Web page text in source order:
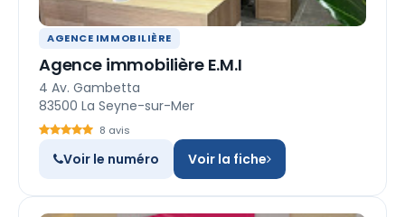
AGENCE IMMOBILIÈRE
Agence immobilière E.M.I
4 Av. Gambetta
83500 La Seyne-sur-Mer
8 avis
Voir le numéro Voir la fiche